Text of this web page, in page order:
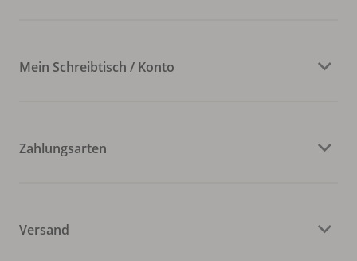
Mein Schreibtisch / Konto
Zahlungsarten
Versand